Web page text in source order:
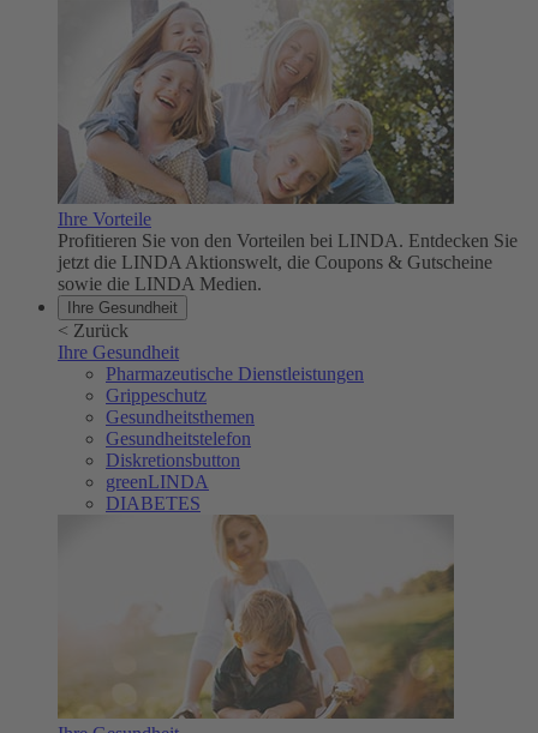
Ihre Vorteile
Profitieren Sie von den Vorteilen bei LINDA. Entdecken Sie
jetzt die LINDA Aktionswelt, die Coupons & Gutscheine
sowie die LINDA Medien.
Ihre Gesundheit
< Zurück
Ihre Gesundheit
Pharmazeutische Dienstleistungen
Grippeschutz
Gesundheitsthemen
Gesundheitstelefon
Diskretionsbutton
greenLINDA
DIABETES